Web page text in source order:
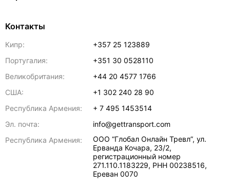
Контакты
Кипр:
+357 25 123889
Португалия:
+351 30 0528110
Великобритания:
+44 20 4577 1766
США:
+1 302 240 28 90
Республика Армения:
+ 7 495 1453514
Эл. почта:
info@gettransport.com
Республика Армения:
ООО “Глобал Онлайн Тревл”, ул.
Ерванда Кочара, 23/2,
регистрационный номер
271.110.1183229, РНН 00238516,
Ереван 0070